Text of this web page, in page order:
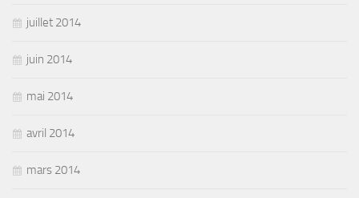
juillet 2014
juin 2014
mai 2014
avril 2014
mars 2014